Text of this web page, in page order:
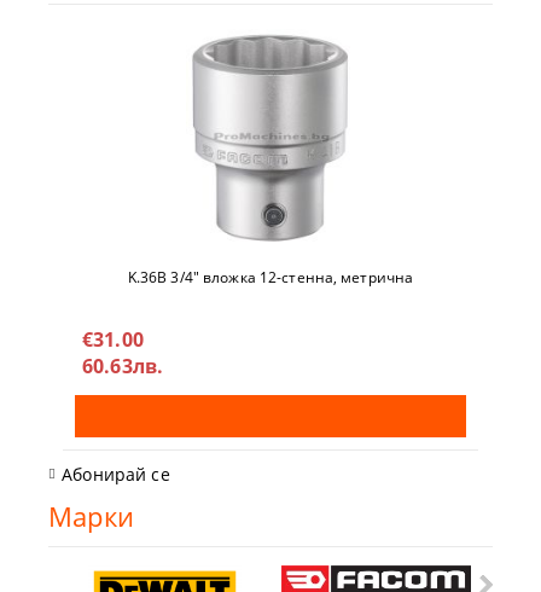
K.36B 3/4" вложкa 12-стeннa, метричнa
€31.00
60.63лв.
Абонирай се
Марки